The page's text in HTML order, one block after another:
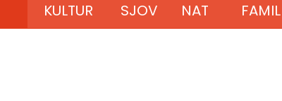
KULTUR SJOV NAT